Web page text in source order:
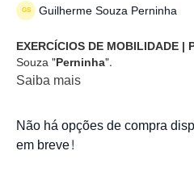
Guilherme Souza Perninha
EXERCÍCIOS DE MOBILIDADE |
Souza"Perninha".
Saiba mais
Não há opções de compra
em breve!